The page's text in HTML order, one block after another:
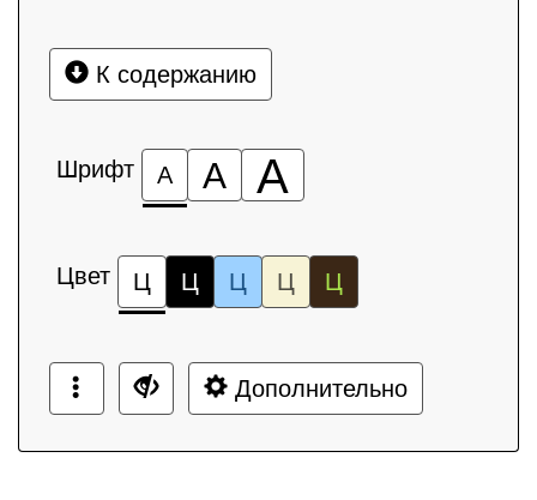
К содержанию
Шрифт А А А
Цвет Ц Ц Ц Ц Ц
Дополнительно